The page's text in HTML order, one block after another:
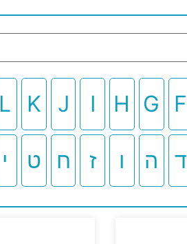
F
G
H
I
J
K
L
ד ה ו ז ח ט י